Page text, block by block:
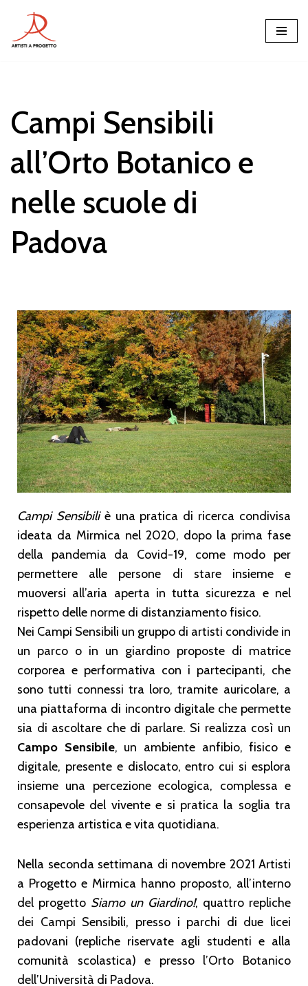
Vai
Campi Sensibili
all’Orto Botanico e
nelle scuole di
Padova
Campi Sensibiliè una pratica di ricerca condivisa
ideata da Mirmica nel 2020, dopo la prima fase
della pandemia da Covid-19, come modo per
permettere alle persone di stare insieme e
muoversi all’aria aperta in tutta sicurezza e nel
rispetto delle norme di distanziamento fisico.
Nei Campi Sensibili un gruppo di artisti condivide in
un parco o in un giardino proposte di matrice
corporea e performativa con i partecipanti, che
sono tutti connessi tra loro, tramite auricolare, a
una piattaforma di incontro digitale che permette
sia di ascoltare che di parlare. Si realizza così un
Campo Sensibile, un ambiente anfibio, fisico e
digitale, presente e dislocato, entro cui si esplora
insieme una percezione ecologica, complessa e
consapevole del vivente e si pratica la soglia tra
esperienza artistica e vita quotidiana.
Nella seconda settimana di novembre 2021 Artisti
a Progetto e Mirmica hanno proposto, all’interno
del progetto Siamo un Giardino!, quattro repliche
dei Campi Sensibili, presso i parchi di due licei
padovani (repliche riservate agli studenti e alla
comunità scolastica) e presso l’Orto Botanico
dell’Università di Padova.